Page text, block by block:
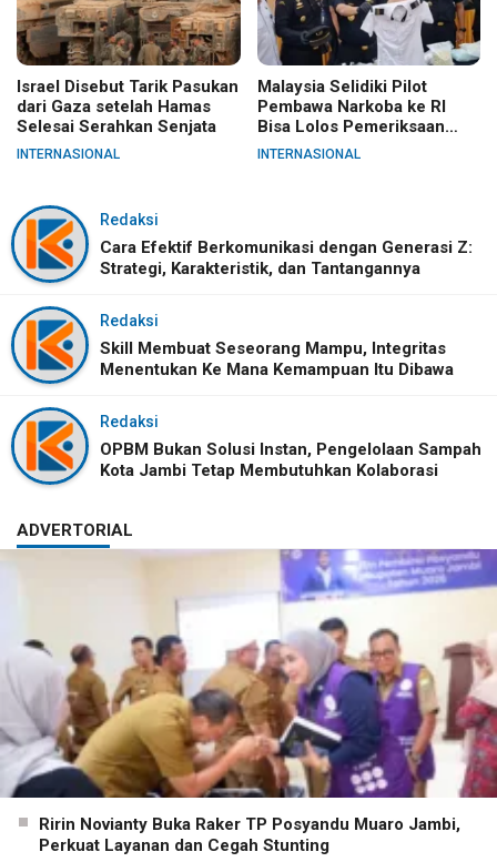
Israel Disebut Tarik Pasukan
dari Gaza setelah Hamas
Selesai Serahkan Senjata
INTERNASIONAL
Malaysia Selidiki Pilot
Pembawa Narkoba ke RI
Bisa Lolos Pemeriksaan
KLIA
INTERNASIONAL
Redaksi
Cara Efektif Berkomunikasi dengan Generasi Z:
Strategi, Karakteristik, dan Tantangannya
Redaksi
Skill Membuat Seseorang Mampu, Integritas
Menentukan Ke Mana Kemampuan Itu Dibawa
Redaksi
OPBM Bukan Solusi Instan, Pengelolaan Sampah
Kota Jambi Tetap Membutuhkan Kolaborasi
ADVERTORIAL
Ririn Novianty Buka Raker TP Posyandu Muaro Jambi,
Perkuat Layanan dan Cegah Stunting